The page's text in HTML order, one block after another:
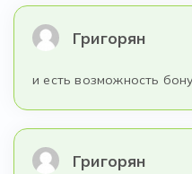
Григорян
и есть возможность
Григорян